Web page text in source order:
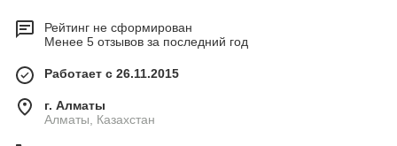
Рейтинг не сформирован
Менее 5 отзывов за последний год
Работает с 26.11.2015
г. Алматы
Алматы, Казахстан